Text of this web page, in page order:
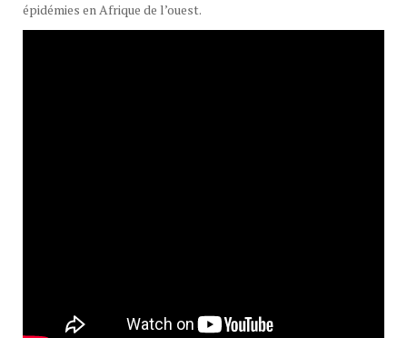
épidémies en Afrique de l’ouest.